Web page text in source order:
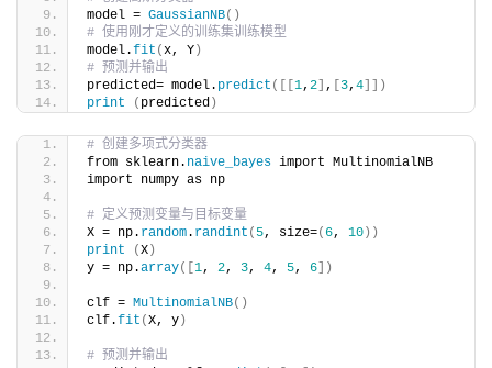
model = GaussianNB()
# 使用刚才定义的训练集训练模型
model.fit (x, Y )
# 预测并输出
predicted= model. predict ([[1,2 , 3,4 ]])
print
( predicted )
# 创建多项式分类器
from sklearn. naive_bayes import MultinomialNB
import numpy as np
# 定义预测变量与目标变量
X = np. random. randint ( 5, size=( 6, 10 ))
print
(X )
y = np.array([1, 2, 3, 4, 5, 6 ])
clf = MultinomialNB()
clf.fit (X, y )
# 预测并输出